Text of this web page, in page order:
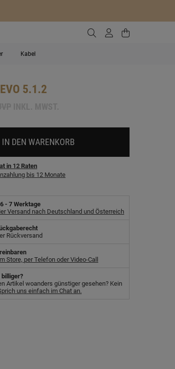
Zur Suche gehen
ZumZum
Kabel
5.1.2
IN DEN WARENKORB
in 12 Raten
bis 12 Monate
6 - 7 Werktage
Versand nach Deutschland und Österreich
Rückversand
Store, per Telefon oder Video-Call
billiger?
Artikel woanders günstiger gesehen? Kein
uns einfach im Chat an.